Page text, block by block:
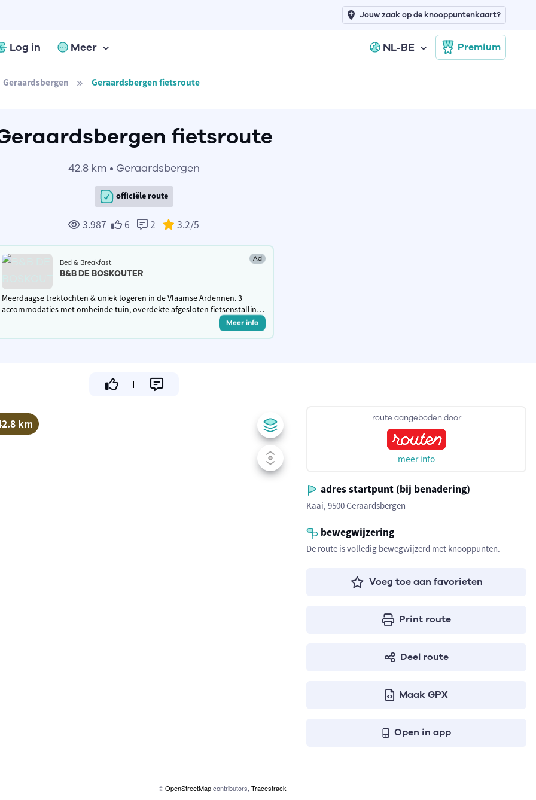
Log in Meer NL-BE Premium
Jouw zaak op de knooppuntenkaart?
Geraardsbergen Geraardsbergen fietsroute
fietsroute
42.8 km • Geraardsbergen
officiële route
3.987 6 2 3.2/5
Bed & Breakfast Ad
B&B DE BOSKOUTER
Meerdaagse trektochten & uniek logeren in de Vlaamse Ardennen. 3
accommodaties met omheinde tuin, overdekte afgesloten fietsenstalling.
Hottub, sauna en zwembad, snuffelweide, hondenzwembad en dogwash
Meer info
km
©OpenStreetMapcontributors, Tracestrack
route aangeboden door
meer info
adres startpunt (bij benadering)
Kaai, 9500 Geraardsbergen
bewegwijzering
De route is volledig bewegwijzerd met knooppunten.
Voeg toe aan favorieten
Print route
Deel route
Maak GPX
Open in app